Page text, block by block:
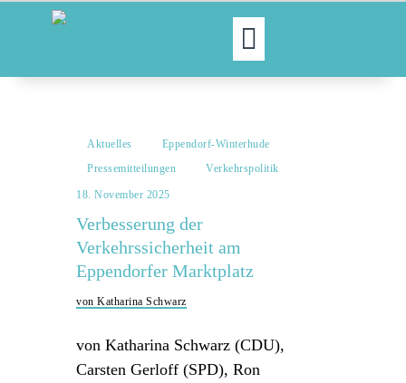
ABGEORDNETE
AKTUELLES
NORDAKTUELL
THEMEN
AUSSCHÜSSE
KONTAKT
PRESSE
Aktuelles
Eppendorf-Winterhude
Pressemitteilungen
Verkehrspolitik
18. November 2025
Verbesserung der
Verkehrssicherheit am
Eppendorfer Marktplatz
von Katharina Schwarz
von Katharina Schwarz (CDU),
Carsten Gerloff (SPD), Ron